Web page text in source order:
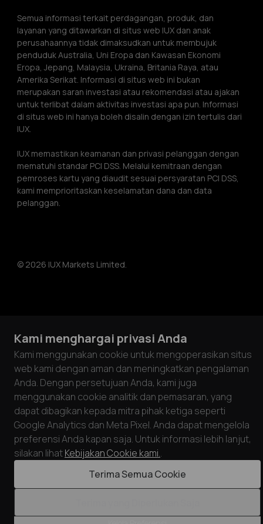
Semua informasi terkait perdagangan, produk, dan
layanan yang ditawarkan di situs web IUX dan anak
perusahaannya tidak dimaksudkan untuk membujuk
penduduk Australia, Uni Eropa dan Kawasan Ekonomi
Eropa, Jepang, Malaysia, Ukraina, Britania Raya, atau
Amerika Serikat. Informasi di situs web ini bukan
merupakan saran investasi atau rekomendasi atau ajakan
untuk terlibat dalam aktivitas investasi apa pun. Informasi
di situs web ini hanya boleh disalin dengan izin tertulis dari
IUX.
IUX memastikan keamanan dan privasi pelanggan dengan
mematuhi standar PCI DSS. Melalui kemitraan dengan
pemroses kartu yang diaudit sesuai persyaratan PCI DSS,
kami memprioritaskan keselamatan dana dan data
pelanggan.
© 2026 IUX Markets Limited.
Kami menghargai privasi Anda
Kami menggunakan cookie untuk mengoperasikan situs
web kami dengan aman dan meningkatkan pengalaman
Anda. Dengan persetujuan Anda, kami juga
menggunakan cookie analitik dan pemasaran, yang
dapat dibagikan kepada mitra pihak ketiga seperti
Google Analytics dan Meta Pixel. Anda dapat mengelola
preferensi Anda kapan saja. Untuk informasi lebih lanjut,
silakan lihatKebijakan Cookie kami..
Terima Semua Cookie